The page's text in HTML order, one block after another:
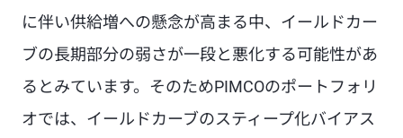
に伴い供給増への懸念が高まる中、イールドカー
ブの長期部分の弱さが一段と悪化する可能性があ
るとみています。そのためPIMCOのポートフォリ
オでは、イールドカーブのスティープ化バイアス